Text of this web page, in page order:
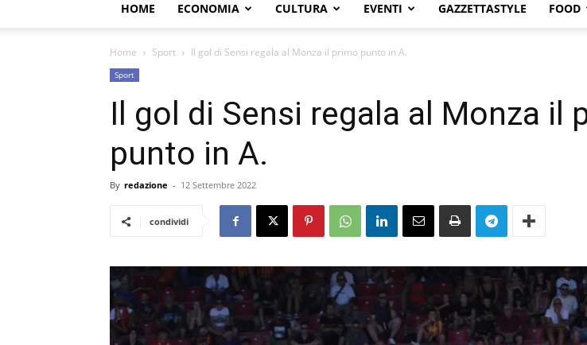
HOME ECONOMIA CULTURA EVENTI GAZZETTASTYLE FOOD
Home Sport Il gol di Sensi regala al Monza il primo punto in A.
Sport
Il gol di Sensi regala al Monza il
punto in A.
By redazione - 12 Settembre 2022
condividi